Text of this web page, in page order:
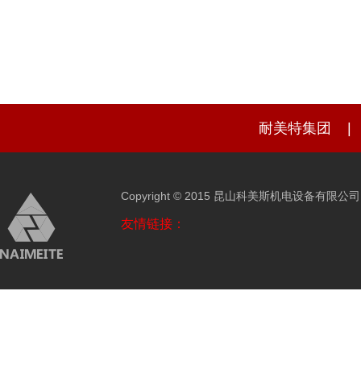
耐美特集团
Copyright © 2015 昆山科美斯机电设备有限公
友情链接：